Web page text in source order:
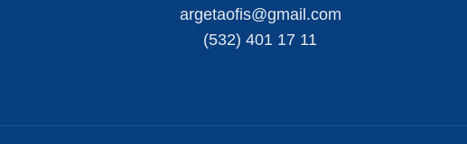
argetaofis@gmail.com
(532) 401 17 11